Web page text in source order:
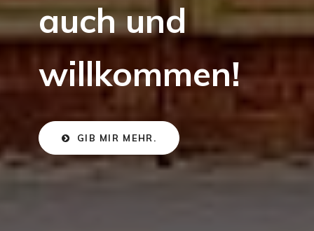
auch und
willkommen!
GIB MIR MEHR.